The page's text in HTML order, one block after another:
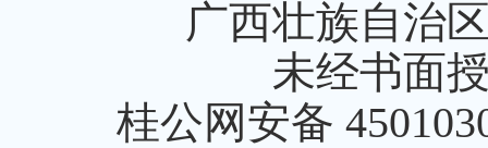
广西壮族自治
未经书面
桂公网安备